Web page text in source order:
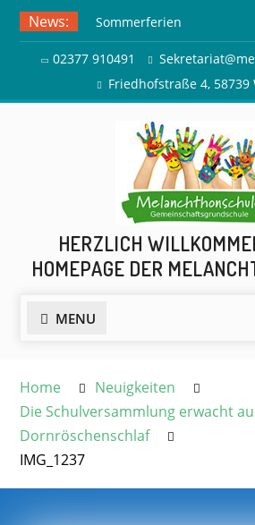
Skip
content
News:
Sommerferien
Ausflug zur Freilichtbühne
Herdringen
02377 910491
Friedhofstraße 4, 58739
HERZLICH
HOMEPAGE DER
MENU
Home
Neuigkeiten
Die Schulversammlung erwacht
Dornröschenschlaf
IMG_1237